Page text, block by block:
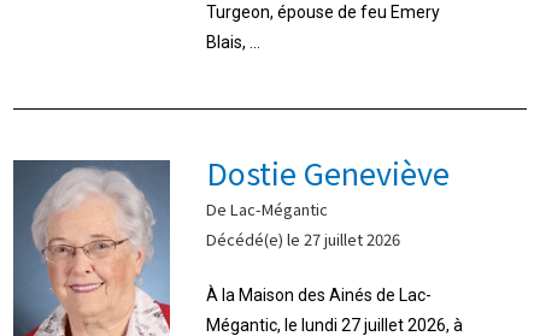
Turgeon, épouse de feu Emery
Blais, ...
Dostie Geneviève
De Lac-Mégantic
Décédé(e) le 27 juillet 2026
À la Maison des Ainés de Lac-
Mégantic, le lundi 27 juillet 2026, à